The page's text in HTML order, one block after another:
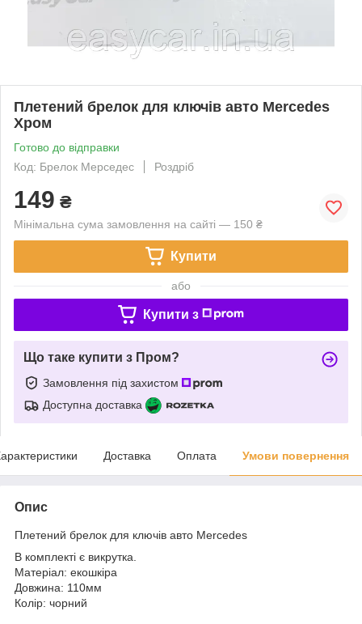
Плетений брелок для ключів авто Mercedes
Хром
Готово до відправки
Код: Брелок Мерседес
Роздріб
149 ₴
Мінімальна сума замовлення на сайті — 150 ₴
Купити
або
Купити з
Що таке купити з Пром?
Замовлення під захистом
Доступна доставка
Доставка Оплата Умови повернення
Опис
Плетений брелок для ключів авто Mercedes
В комплекті є викрутка.
Матеріал: екошкіра
Довжина: 110мм
Колір: чорний